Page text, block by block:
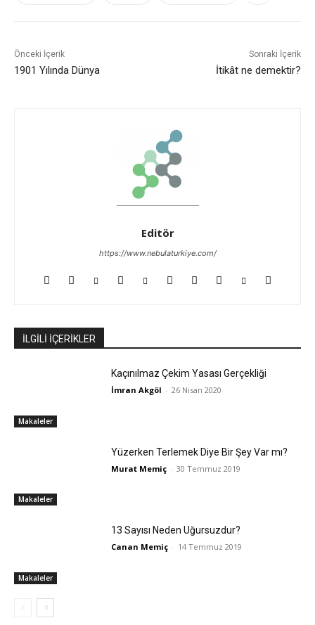
Önceki İçerik
1901 Yılında Dünya
Sonraki İçerik
İtikât ne demektir?
Editör
https://www.nebulaturkiye.com/
İLGİLİ İÇERİKLER
Makaleler
Kaçınılmaz Çekim Yasası Gerçekliği
İmran Akgöl - 26 Nisan 2020
Makaleler
Yüzerken Terlemek Diye Bir Şey Var mı?
Murat Memiç - 30 Temmuz 2019
Makaleler
13 Sayısı Neden Uğursuzdur?
Canan Memiç - 14 Temmuz 2019